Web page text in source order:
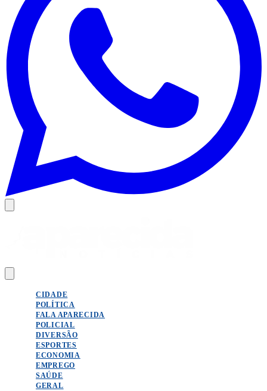
CIDADE
POLÍTICA
FALA APARECIDA
POLICIAL
DIVERSÃO
ESPORTES
ECONOMIA
EMPREGO
SAÚDE
GERAL